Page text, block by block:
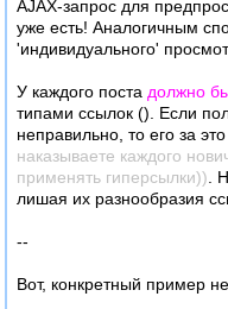
Рассматривал такой
пока отказался.
номера страницы, на
сообщение (который, к
может быть разным в
настройках числа
либо дополнительный
очень плохим
цитат, число запросов
редиректом в тему.
AJAX-запрос для
уже есть! Аналогичным
'индивидуального'
У каждого поста должно
типами ссылок (). Если
неправильно, то его за
наказываете каждого
применять гиперсылки)) .
лишая их разнообразия
--
Вот, конкретный пример